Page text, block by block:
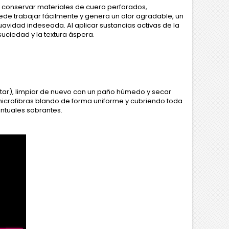
materiales de cuero perforados,
trabajar fácilmente y genera un olor agradable, un
indeseada. Al aplicar sustancias activas de la
y la textura áspera.
limpiar de nuevo con un paño húmedo y secar
blando de forma uniforme y cubriendo toda
sobrantes.